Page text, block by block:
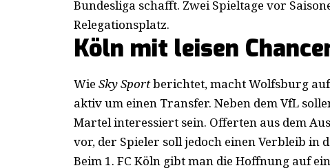
Bundesliga schafft. Zwei Spieltage vor
Relegationsplatz.
Köln mit leisen
Wie Sky Sportberichtet, macht Wolfsburg
aktiv um einen Transfer. Neben dem VfL
Martel interessiert sein. Offerten aus dem
vor, der Spieler soll jedoch einen Verbleib in
Beim 1. FC Köln gibt man die Hoffnung auf